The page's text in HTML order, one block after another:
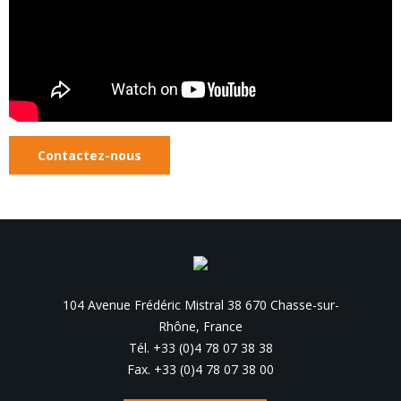
Contactez-nous
104 Avenue Frédéric Mistral 38 670 Chasse-sur-
Rhône, France
Tél. +33 (0)4 78 07 38 38
Fax. +33 (0)4 78 07 38 00